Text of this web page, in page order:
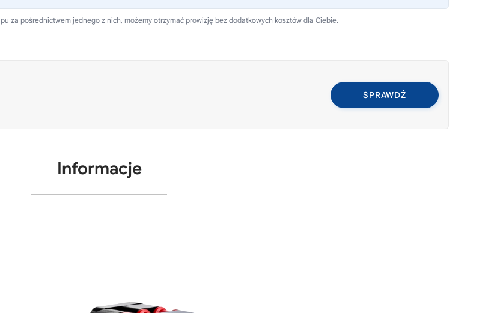
za pośrednictwem jednego z nich, możemy otrzymać prowizję bez dodatkowych kosztów dla Ciebie.
SPRAWDŹ
Informacje